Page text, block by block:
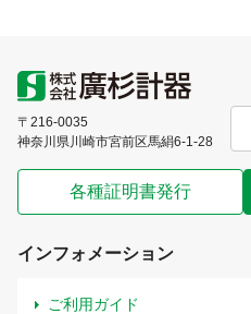
〒216-0035
神奈川県川崎市宮前区馬絹6-1-28
各種証明書発行
インフォメーション
ご利用ガイド